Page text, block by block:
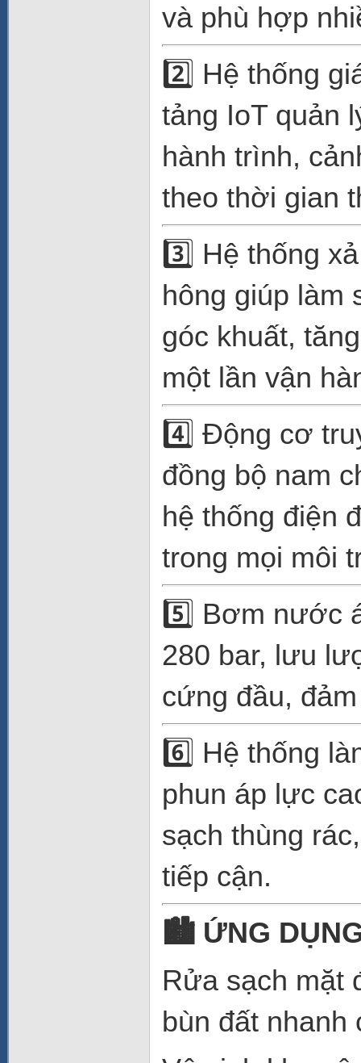
và phù hợp
2️⃣ Hệ thống
tảng IoT quản
hành trình,
theo thời gian
3️⃣ Hệ thống
hông giúp làm
góc khuất,
một lần vận
4️⃣ Động cơ
đồng bộ nam
hệ thống điện
trong mọi môi
5️⃣ Bơm nước
280 bar, lưu
cứng đầu,
6️⃣ Hệ thống
phun áp lực
sạch thùng
tiếp cận.
🏙 ỨNG
Rửa sạch mặt
bùn đất nhanh